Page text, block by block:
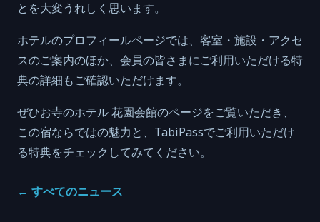
とを大変うれしく思います。
ホテルのプロフィールページでは、客室・施設・アクセ
スのご案内のほか、会員の皆さまにご利用いただける特
典の詳細もご確認いただけます。
ぜひお寺のホテル 花園会館のページをご覧いただき、
この宿ならではの魅力と、TabiPassでご利用いただけ
る特典をチェックしてみてください。
← すべてのニュース